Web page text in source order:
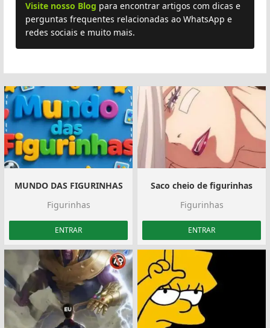
Visite nosso Blog para encontrar artigos com dicas e
perguntas frequentes relacionadas ao WhatsApp e
redes sociais e muito mais.
MUNDO DAS FIGURINHAS
Figurinhas
ENTRAR
Saco cheio de figurinhas
Figurinhas
ENTRAR